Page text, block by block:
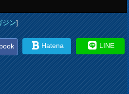
ジン]
Hatena LINE